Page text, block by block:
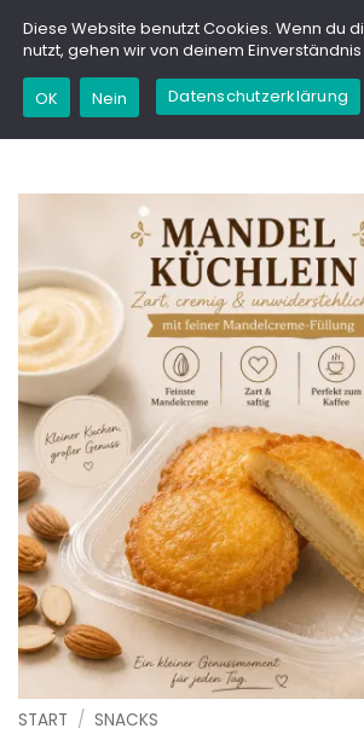
Inhalt
springen
Kaufe dieses Produkt und erhalte
START / SNACKS
Diese Website benutzt Cookies. Wenn du
nutzt, gehen wir von deinem Einverständnis
OK Nein Datenschutzerklärung